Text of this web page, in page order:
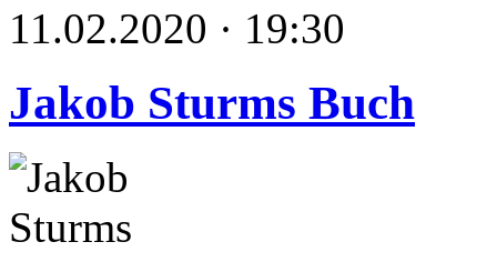
11.02.2020 · 19:30
Jakob Sturms Buch